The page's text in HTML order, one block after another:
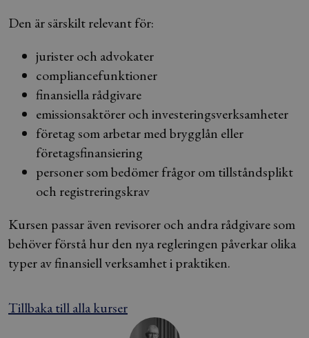
Den är särskilt relevant för:
jurister och advokater
compliancefunktioner
finansiella rådgivare
emissionsaktörer och investeringsverksamheter
företag som arbetar med brygglån eller
företagsfinansiering
personer som bedömer frågor om tillståndsplikt
och registreringskrav
Kursen passar även revisorer och andra rådgivare som
behöver förstå hur den nya regleringen påverkar olika
typer av finansiell verksamhet i praktiken.
Tillbaka till alla kurser